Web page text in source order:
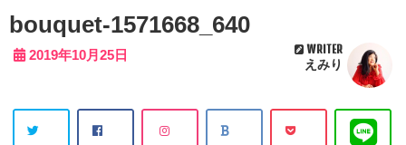
bouquet-1571668_640
2019年10月25日 WRITER
えみり